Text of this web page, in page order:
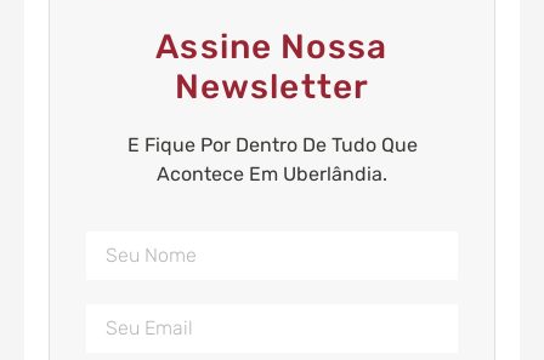
Assine Nossa
Newsletter
E Fique Por Dentro De Tudo Que
Acontece Em Uberlândia.